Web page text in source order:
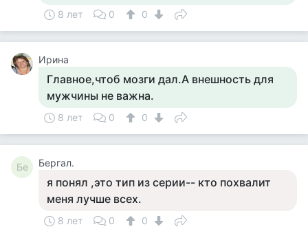
8 лет 0 0
Ирина
Главное,чтоб мозги дал.А внешность для
мужчины не важна.
8 лет 0 0
Бе Бергал.
я понял ,это тип из серии-- кто похвалит
меня лучше всех.
8 лет 0 0